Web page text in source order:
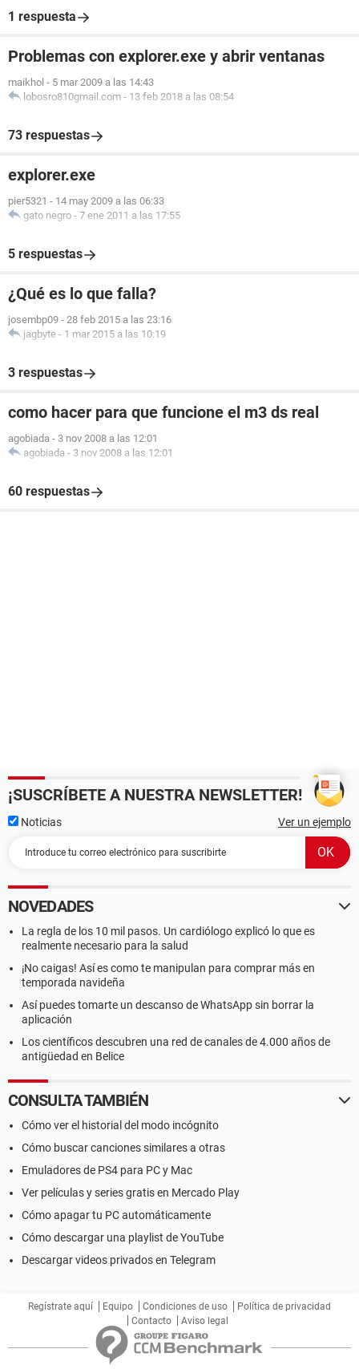
1 respuesta
Problemas con explorer.exe y abrir ventanas
maikhol - 5 mar 2009 a las 14:43
lobosro810gmail.com - 13 feb 2018 a las 08:54
73 respuestas
explorer.exe
pier5321 - 14 may 2009 a las 06:33
gato negro - 7 ene 2011 a las 17:55
5 respuestas
¿Qué es lo que falla?
josembp09 - 28 feb 2015 a las 23:16
jagbyte - 1 mar 2015 a las 10:19
3 respuestas
como hacer para que funcione el m3 ds real
agobiada - 3 nov 2008 a las 12:01
agobiada - 3 nov 2008 a las 12:01
60 respuestas
¡SUSCRÍBETE A NUESTRA NEWSLETTER!
Noticias Ver un ejemplo
NOVEDADES
La regla de los 10 mil pasos. Un cardiólogo explicó lo que es
realmente necesario para la salud
¡No caigas! Así es como te manipulan para comprar más en
temporada navideña
Así puedes tomarte un descanso de WhatsApp sin borrar la
aplicación
Los científicos descubren una red de canales de 4.000 años de
antigüedad en Belice
CONSULTA TAMBIÉN
Cómo ver el historial del modo incógnito
Cómo buscar canciones similares a otras
Emuladores de PS4 para PC y Mac
Ver películas y series gratis en Mercado Play
Cómo apagar tu PC automáticamente
Cómo descargar una playlist de YouTube
Descargar videos privados en Telegram
Regístrate aquí Equipo Condiciones de uso
Política de privacidad
Contacto
Aviso legal